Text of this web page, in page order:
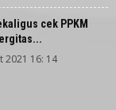
cek PPKM
2021 16: 14